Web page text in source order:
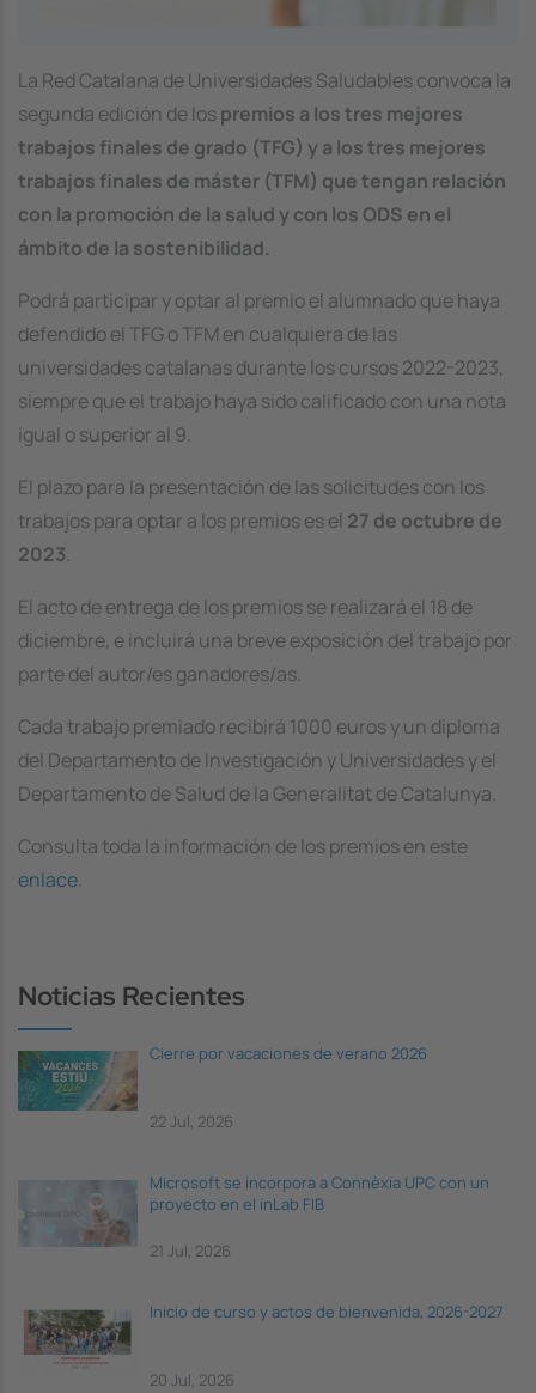
La Red Catalana de Universidades Saludables convoca la
segunda edición de lospremios a los tres mejores
trabajos finales de grado (TFG) y a los tres mejores
trabajos finales de máster (TFM) que tengan relación
con la promoción de la salud y con los ODS en el
ámbito de la sostenibilidad.
Podrá participar y optar al premio el alumnado que haya
defendido el TFG o TFM en cualquiera de las
universidades catalanas durante los cursos 2022-2023,
siempre que el trabajo haya sido calificado con una nota
igual o superior al 9.
El plazo para la presentación de las solicitudes con los
trabajos para optar a los premios es el 27 de octubre de
2023.
El acto de entrega de los premios se realizará el 18 de
diciembre, e incluirá una breve exposición del trabajo por
parte del autor/es ganadores/as.
Cada trabajo premiado recibirá 1000 euros y un diploma
del Departamento de Investigación y Universidades y el
Departamento de Salud de la Generalitat de Catalunya.
Consulta toda la información de los premios en este
enlace.
Noticias Recientes
Cierre por vacaciones de verano 2026
22 Jul, 2026
Microsoft se incorpora a Connèxia UPC con un
proyecto en el inLab FIB
21 Jul, 2026
Inicio de curso y actos de bienvenida, 2026-2027
20 Jul, 2026